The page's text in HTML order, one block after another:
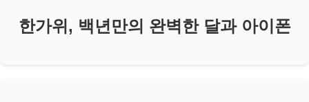
한가위, 백년만의 완벽한 달과 아이폰